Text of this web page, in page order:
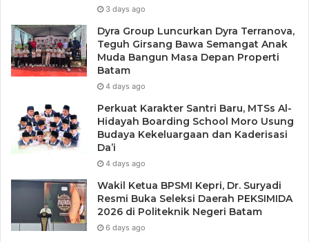
3 days ago
Dyra Group Luncurkan Dyra Terranova,
Teguh Girsang Bawa Semangat Anak
Muda Bangun Masa Depan Properti
Batam
4 days ago
Perkuat Karakter Santri Baru, MTSs Al-
Hidayah Boarding School Moro Usung
Budaya Kekeluargaan dan Kaderisasi
Da’i
4 days ago
Wakil Ketua BPSMI Kepri, Dr. Suryadi
Resmi Buka Seleksi Daerah PEKSIMIDA
2026 di Politeknik Negeri Batam
6 days ago